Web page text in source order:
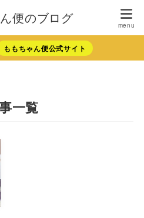
便のブログ
ももちゃん便公式サイト
一覧